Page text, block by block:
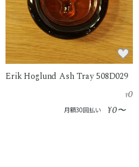
Erik Hoglund Ash Tray 508D029
¥0
月額30回払い ¥0〜